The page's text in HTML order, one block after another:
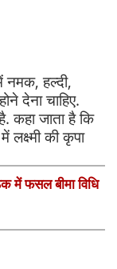
नमक, हल्दी,
देना चाहिए.
कहा जाता है कि
लक्ष्मी की कृपा
में फसल बीमा विधि